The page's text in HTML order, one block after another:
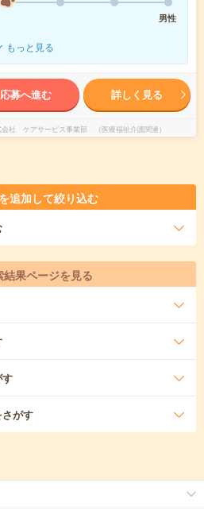
男性
もっと見る
応募へ進む 詳しく見る
会社 ケアサービス事業部 （医療福祉介護関連）
追加して絞り込む
結果ページを見る
がす